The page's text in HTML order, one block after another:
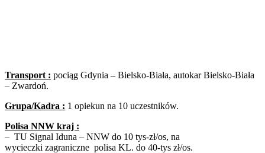
Transport : pociąg Gdynia – Bielsko-Biała, autokar Bielsko-Biała
– Zwardoń.
Grupa/Kadra : 1 opiekun na 10 uczestników.
Polisa NNW kraj :
– TU Signal Iduna – NNW do 10 tys-zł/os, na
wycieczki zagraniczne polisa KL. do 40-tys zł/os.